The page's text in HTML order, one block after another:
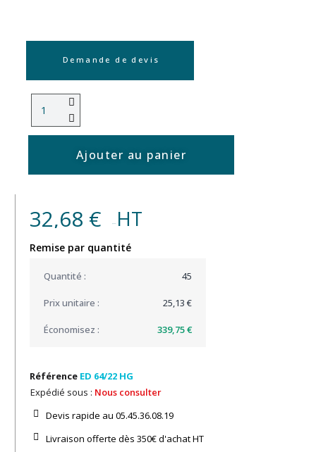
Demande de devis
Ajouter au panier
32,68 € HT
Remise par quantité
45
25,13 €
339,75 €
Référence ED 64/22 HG
Expédié sous : Nous consulter
Devis rapide au 05.45.36.08.19​
Livraison offerte dès 350€ d'achat​ HT